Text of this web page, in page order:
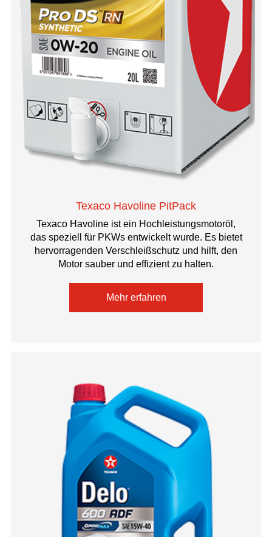
Texaco Havoline PitPack
Texaco Havoline ist ein Hochleistungsmotoröl,
das speziell für PKWs entwickelt wurde. Es bietet
hervorragenden Verschleißschutz und hilft, den
Motor sauber und effizient zu halten.
Mehr erfahren